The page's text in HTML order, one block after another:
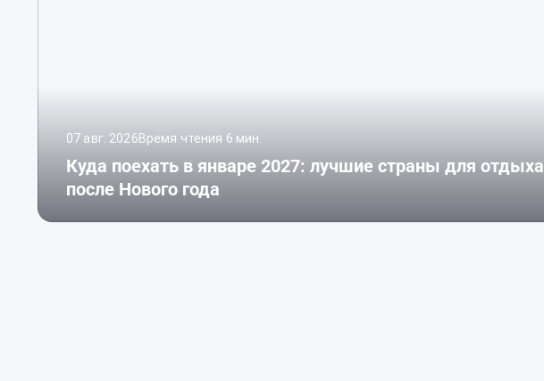
07 авг. 2026Время чтения 6 мин.
Куда поехать в январе 2027: лучшие страны для отдыха
после Нового года